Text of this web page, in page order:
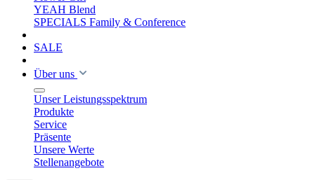
YEAH Blend
SPECIALS Family & Conference
SALE
Über uns
Unser Leistungsspektrum
Produkte
Service
Präsente
Unsere Werte
Stellenangebote